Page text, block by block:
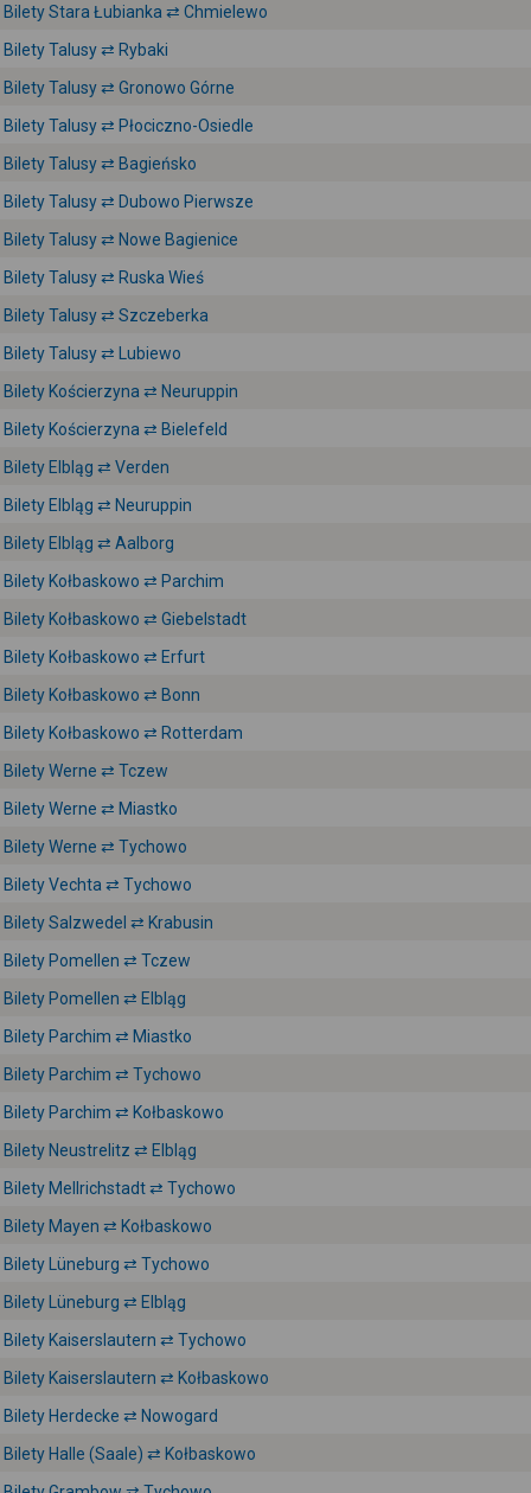
Bilety Stara Łubianka ⇄ Chmielewo
Bilety Talusy ⇄ Rybaki
Bilety Talusy ⇄ Gronowo Górne
Bilety Talusy ⇄ Płociczno-Osiedle
Bilety Talusy ⇄ Bagieńsko
Bilety Talusy ⇄ Dubowo Pierwsze
Bilety Talusy ⇄ Nowe Bagienice
Bilety Talusy ⇄ Ruska Wieś
Bilety Talusy ⇄ Szczeberka
Bilety Talusy ⇄ Lubiewo
Bilety Kościerzyna ⇄ Neuruppin
Bilety Kościerzyna ⇄ Bielefeld
Bilety Elbląg ⇄ Verden
Bilety Elbląg ⇄ Neuruppin
Bilety Elbląg ⇄ Aalborg
Bilety Kołbaskowo ⇄ Parchim
Bilety Kołbaskowo ⇄ Giebelstadt
Bilety Kołbaskowo ⇄ Erfurt
Bilety Kołbaskowo ⇄ Bonn
Bilety Kołbaskowo ⇄ Rotterdam
Bilety Werne ⇄ Tczew
Bilety Werne ⇄ Miastko
Bilety Werne ⇄ Tychowo
Bilety Vechta ⇄ Tychowo
Bilety Salzwedel ⇄ Krabusin
Bilety Pomellen ⇄ Tczew
Bilety Pomellen ⇄ Elbląg
Bilety Parchim ⇄ Miastko
Bilety Parchim ⇄ Tychowo
Bilety Parchim ⇄ Kołbaskowo
Bilety Neustrelitz ⇄ Elbląg
Bilety Mellrichstadt ⇄ Tychowo
Bilety Mayen ⇄ Kołbaskowo
Bilety Lüneburg ⇄ Tychowo
Bilety Lüneburg ⇄ Elbląg
Bilety Kaiserslautern ⇄ Tychowo
Bilety Kaiserslautern ⇄ Kołbaskowo
Bilety Herdecke ⇄ Nowogard
Bilety Halle (Saale) ⇄ Kołbaskowo